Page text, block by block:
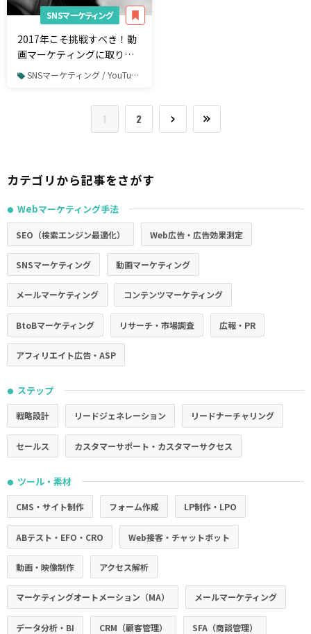
SNSマーケティング
2017年こそ挑戦すべき！動
画マーケティングに取り組
むべき15の理由
SNSマーケティング / YouTube / YouTube広告
1 2
カテゴリから記事をさがす
● Webマーケティング手法
SEO（検索エンジン最適化） Web広告・広告効果測定
SNSマーケティング 動画マーケティング
メールマーケティング コンテンツマーケティング
BtoBマーケティング リサーチ・市場調査 広報・PR
アフィリエイト広告・ASP
● ステップ
戦略設計 リードジェネレーション リードナーチャリング
セールス カスタマーサポート・カスタマーサクセス
● ツール・素材
CMS・サイト制作 フォーム作成 LP制作・LPO
ABテスト・EFO・CRO Web接客・チャットボット
動画・映像制作 アクセス解析
マーケティングオートメーション（MA） メールマーケティング
データ分析・BI CRM（顧客管理） SFA（商談管理）